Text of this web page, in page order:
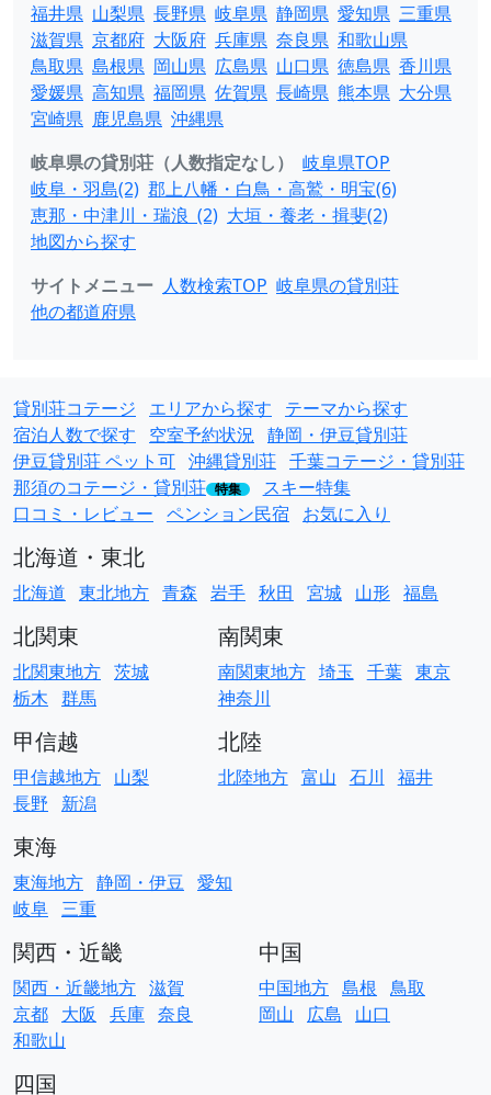
福井県 山梨県 長野県 岐阜県 静岡県 愛知県 三重県
滋賀県 京都府 大阪府 兵庫県 奈良県 和歌山県
鳥取県 島根県 岡山県 広島県 山口県 徳島県 香川県
愛媛県 高知県 福岡県 佐賀県 長崎県 熊本県 大分県
宮崎県 鹿児島県 沖縄県
岐阜県の貸別荘（人数指定なし）
岐阜県TOP
岐阜・羽島(2) 郡上八幡・白鳥・高鷲・明宝(6)
恵那・中津川・瑞浪 (2) 大垣・養老・揖斐(2)
地図から探す
サイトメニュー 人数検索TOP 岐阜県の貸別荘
他の都道府県
貸別荘コテージ エリアから探す
テーマから探す
宿泊人数で探す
空室予約状況 静岡・伊豆貸別荘
伊豆貸別荘 ペット可 沖縄貸別荘 千葉コテージ・貸別荘
那須のコテージ・貸別荘 特集
スキー特集
口コミ・レビュー ペンション民宿 お気に入り
北海道・東北
北海道 東北地方 青森 岩手 秋田 宮城 山形 福島
北関東
北関東地方 茨城
栃木 群馬
南関東
南関東地方 埼玉 千葉 東京
神奈川
甲信越
甲信越地方 山梨
長野
新潟
北陸
北陸地方 富山 石川 福井
東海
東海地方 静岡・伊豆 愛知
岐阜 三重
関西・近畿
関西・近畿地方 滋賀
京都 大阪 兵庫 奈良
和歌山
中国
中国地方 島根 鳥取
岡山
広島 山口
四国